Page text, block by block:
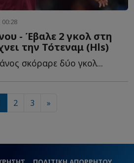
- Έβαλε 2 γκολ στη
την Τότεναμ (Hls)
σκόραρε δύο γκολ...
2 3 »